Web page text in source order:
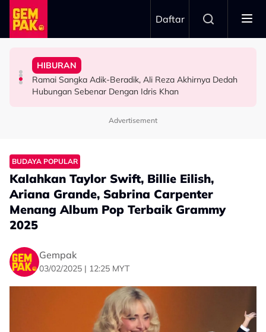
Skip to main content
Daftar
GAYA HIDUP
Ramai Masih Bujang Bukan Kerana Memilih Tetapi...
HIBURAN
Impian Yusry Untuk Dikenali Sebagai Penyanyi Rock -
“Bila Saya Cakap Dengan Lisa Nak Buat…”
HIBURAN
Ramai Sangka Adik-Beradik, Ali Reza Akhirnya Dedah
Hubungan Sebenar Dengan Idris Khan
HIBURAN
“Ramai Pihak Dekati Saya, Jaclyn Victor & Ning Baizura
Untuk…” - Shila Amzah
Advertisement
BUDAYA POPULAR
Kalahkan Taylor Swift, Billie Eilish,
Ariana Grande, Sabrina Carpenter
Menang Album Pop Terbaik Grammy
2025
Gempak
03/02/2025 | 12:25 MYT